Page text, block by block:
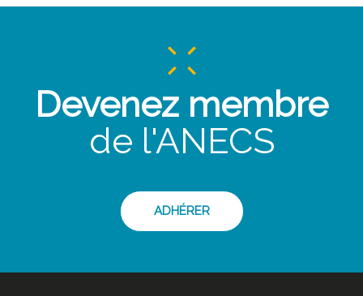
Devenez membre
de l'ANECS
ADHÉRER